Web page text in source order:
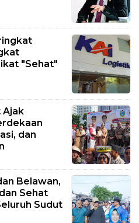
"Sehat"
Ajak
dan
Belawan,
Sehat
Sudut